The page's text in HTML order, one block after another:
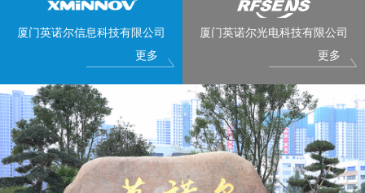
厦门英诺尔信息科技有限公司
更多
厦门英诺尔光电科技有限公司
更多